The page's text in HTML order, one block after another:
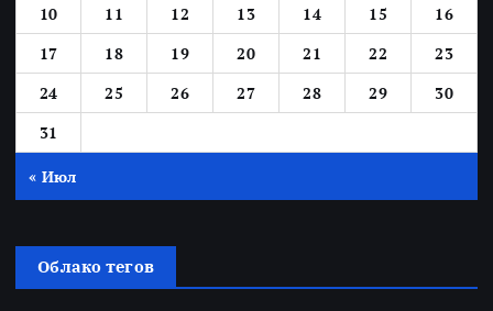
10
11 12 13 14 15
16
17
18 19 20 21 22
23
24
25 26 27 28 29
30
31
« Июл
Облако тегов